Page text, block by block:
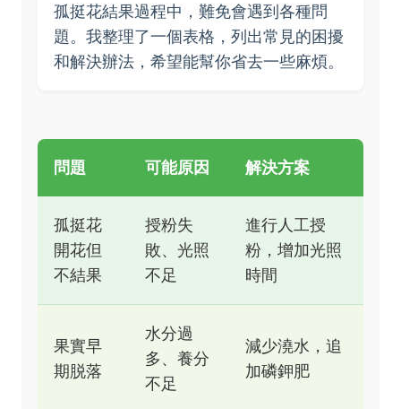
孤挺花結果過程中，難免會遇到各種問
題。我整理了一個表格，列出常見的困擾
和解決辦法，希望能幫你省去一些麻煩。
問題 可能原因 解決方案
孤挺花
開花但
不結果
授粉失
敗、光照
不足
進行人工授
粉，增加光照
時間
果實早
期脱落
水分過
多、養分
不足
減少澆水，追
加磷鉀肥